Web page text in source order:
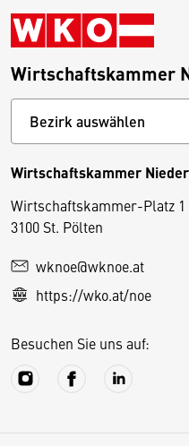
Wirtschaftskammer
Wirtschaftskammer
Wirtschaftskammer-Platz 1
3100 St. Pölten
wknoe@wknoe.at
https://wko.at/noe
Besuchen Sie uns auf:
D
e
s
S
e